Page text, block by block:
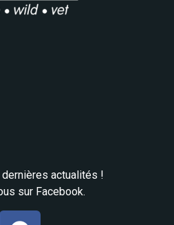
actualités !
sur Facebook.